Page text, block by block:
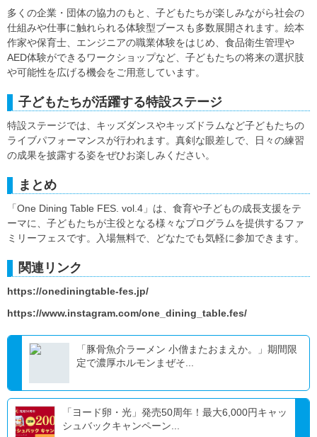
多くの企業・団体の協力のもと、子どもたちが楽しみながら社会の
仕組みや仕事に触れられる体験型ブースも多数展開されます。絵本
作家や保育士、エンジニアの職業体験をはじめ、食品衛生管理や
AED体験ができるワークショップなど、子どもたちの将来の選択肢
や可能性を広げる機会をご用意しています。
子どもたちが活躍する特設ステージ
特設ステージでは、キッズダンスやキッズドラムなど子どもたちの
ライブパフォーマンスが行われます。真剣な眼差しで、日々の練習
の成果を披露する姿をぜひお楽しみください。
まとめ
「One Dining Table FES. vol.4」は、食育や子どもの成長支援をテ
ーマに、子どもたちが主役となる様々なプログラムを提供するファ
ミリーフェスです。入場無料で、どなたでも気軽に参加できます。
関連リンク
https://onediningtable-fes.jp/
https://www.instagram.com/one_dining_table.fes/
「豚骨魚介ラーメン 小僧またおまえか。」期間限
定で濃厚ホルモンまぜそ...
「ヨード卵・光」発売50周年！最大6,000円キャッ
シュバックキャンペーン...